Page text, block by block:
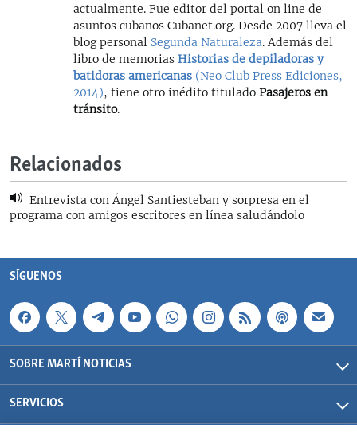
actualmente. Fue editor del portal on line de
asuntos cubanos Cubanet.org. Desde 2007 lleva el
blog personal Segunda Naturaleza. Además del
libro de memorias Historias de depiladoras y
batidoras americanas (Neo Club Press Ediciones,
2014), tiene otro inédito titulado Pasajeros en
tránsito.
Relacionados
Entrevista con Ángel Santiesteban y sorpresa en el
programa con amigos escritores en línea saludándolo
SÍGUENOS
SOBRE MARTÍ NOTICIAS
SERVICIOS